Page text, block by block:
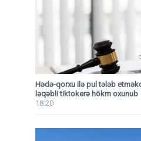
Hədə-qorxu ilə pul tələb
ləqəbli tiktokerə hökm oxunub
18:20